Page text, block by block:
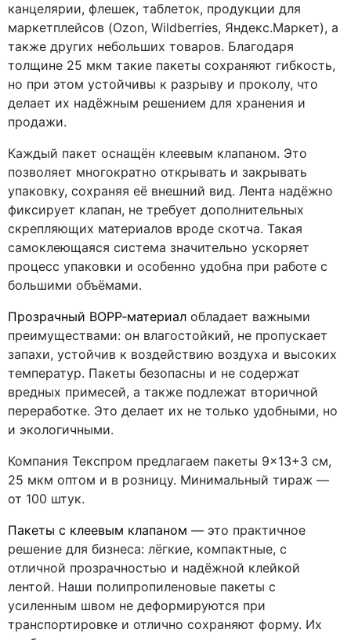
канцелярии, флешек, таблеток, продукции для
маркетплейсов (Ozon, Wildberries, Яндекс.Маркет), а
также других небольших товаров. Благодаря
толщине 25 мкм такие пакеты сохраняют гибкость,
но при этом устойчивы к разрыву и проколу, что
делает их надёжным решением для хранения и
продажи.
Каждый пакет оснащён клеевым клапаном. Это
позволяет многократно открывать и закрывать
упаковку, сохраняя её внешний вид. Лента надёжно
фиксирует клапан, не требует дополнительных
скрепляющих материалов вроде скотча. Такая
самоклеющаяся система значительно ускоряет
процесс упаковки и особенно удобна при работе с
большими объёмами.
Прозрачный BOPP‑материал обладает важными
преимуществами: он влагостойкий, не пропускает
запахи, устойчив к воздействию воздуха и высоких
температур. Пакеты безопасны и не содержат
вредных примесей, а также подлежат вторичной
переработке. Это делает их не только удобными, но
и экологичными.
Компания Текспром предлагаем пакеты 9×13+3 см,
25 мкм оптом и в розницу. Минимальный тираж —
от 100 штук.
Пакеты с клеевым клапаном — это практичное
решение для бизнеса: лёгкие, компактные, с
отличной прозрачностью и надёжной клейкой
лентой. Наши полипропиленовые пакеты с
усиленным швом не деформируются при
транспортировке и отлично сохраняют форму. Их